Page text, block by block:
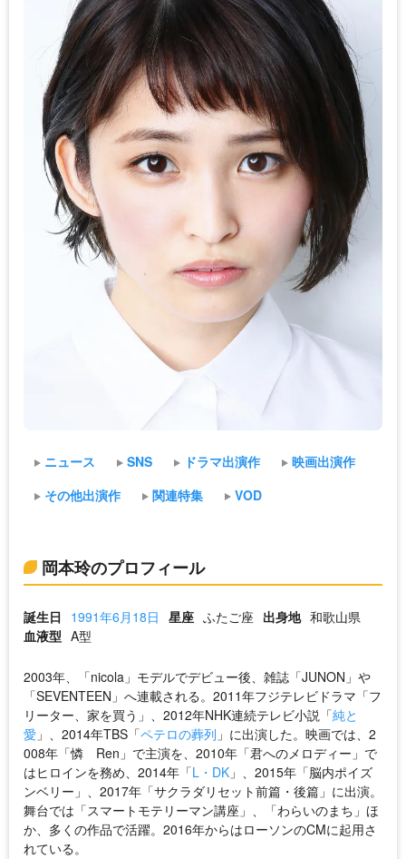
ニュース SNS ドラマ出演作
映画出演作
その他出演作
関連特集 VOD
岡本玲のプロフィール
誕生日 1991年6月18日 星座 ふたご座 出身地 和歌山県
血液型 A型
2003年、「nicola」モデルでデビュー後、雑誌「JUNON」や
「SEVENTEEN」へ連載される。2011年フジテレビドラマ「フ
リーター、家を買う」、2012年NHK連続テレビ小説「純と
愛 」、2014年TBS「ペテロの葬列 」に出演した。映画では、2
008年「憐 Ren」で主演を、2010年「君へのメロディー」で
はヒロインを務め、2014年「L・DK 」、2015年「脳内ポイズ
ンベリー」、2017年「サクラダリセット前篇・後篇」に出演。
舞台では「スマートモテリーマン講座」、「わらいのまち」ほ
か、多くの作品で活躍。2016年からはローソンのCMに起用さ
れている。